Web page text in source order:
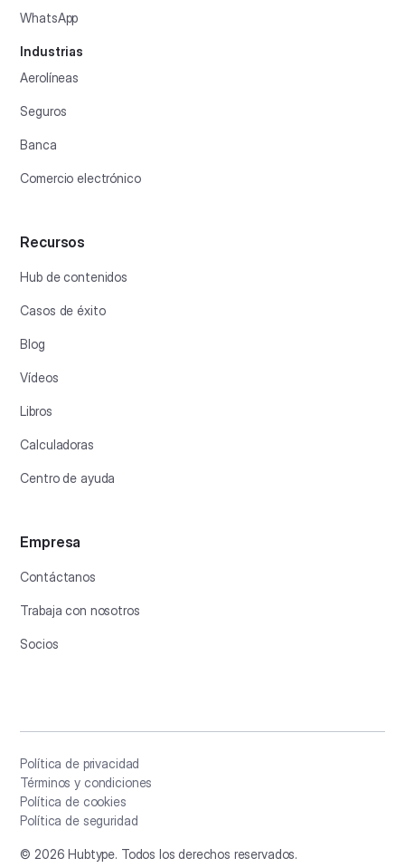
WhatsApp
Industrias
Aerolíneas
Seguros
Banca
Comercio electrónico
Recursos
Hub de contenidos
Casos de éxito
Blog
Vídeos
Libros
Calculadoras
Centro de ayuda
Empresa
Contáctanos
Trabaja con nosotros
Socios
Política de privacidad
Términos y condiciones
Política de cookies
Política de seguridad
© 2026 Hubtype. Todos los derechos reservados.